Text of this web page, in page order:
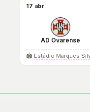
17 abr
AD Ovarense
🏟️ Estádio Marques